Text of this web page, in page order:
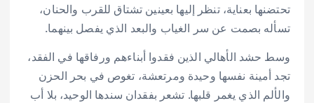
تحتضنها بعناية، تنظر إليها بعينين تشتاق للقرب والحنان،
تسأله بصمت عن سر الغياب والبعد الذي يفصل بينهما.
وسط حشد الأهالي الذين فقدوا أبناءهم ورفاقها في الفقد،
تجد أمينة نفسها وحيدة ومرتعشة، تغوص في بحر الحزن
والألم الذي يغمر قلبها. تشعر بفقدان سندها الوحيد، بلا أب